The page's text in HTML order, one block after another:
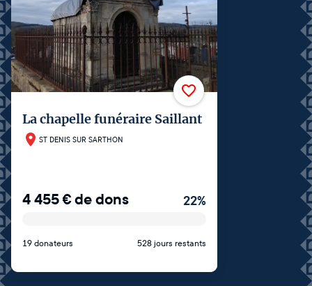
La chapelle funéraire Saillant
ST DENIS SUR SARTHON
4 455€de dons 22%
19 donateurs 528 jours restants